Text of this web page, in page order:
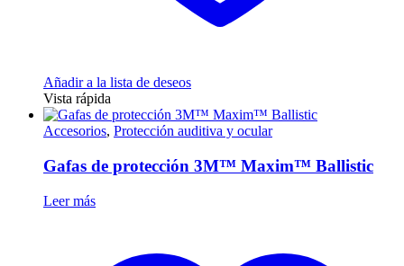
Añadir a la lista de deseos
Vista rápida
Accesorios, Protección auditiva y ocular
Gafas de protección 3M™ Maxim™ Ballistic
Leer más